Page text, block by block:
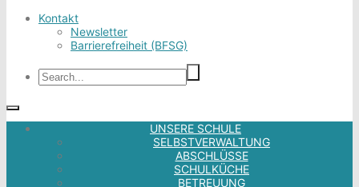
Kontakt
Newsletter
Barrierefreiheit (BFSG)
UNSERE SCHULE
SELBSTVERWALTUNG
ABSCHLÜSSE
SCHULKÜCHE
BETREUUNG